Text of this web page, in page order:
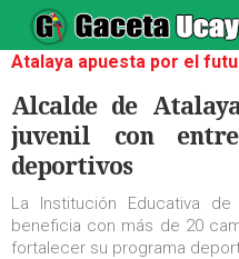
Atalaya apuesta por el
Alcalde de
juvenil con
deportivos
La Institución Educativa
beneficia con más de 20
fortalecer su programa